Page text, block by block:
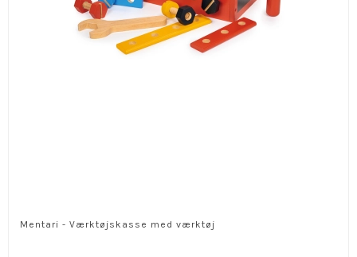
Mentari - Værktøjskasse med værktøj